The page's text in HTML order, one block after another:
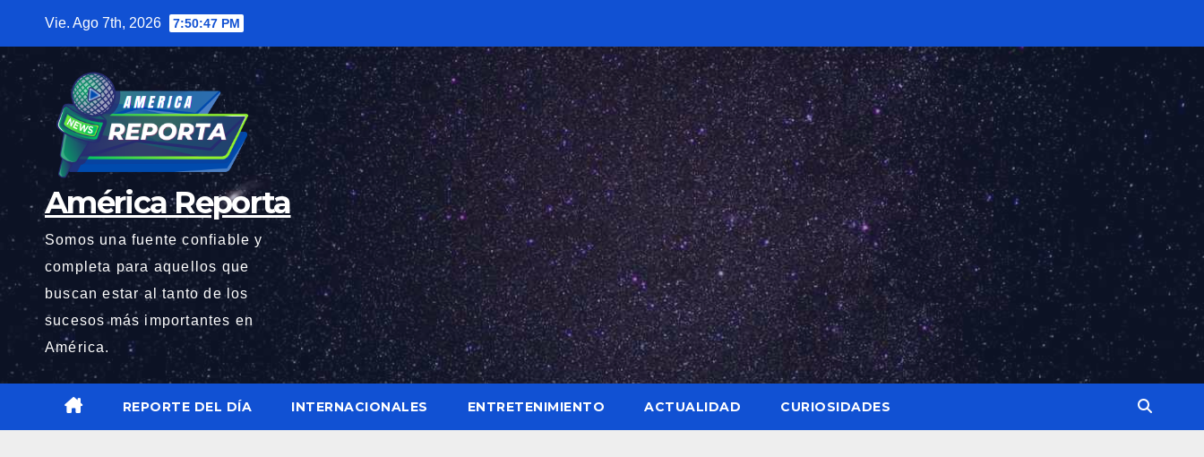
contenido
Vie. Ago 7th, 2026 7:50:49 PM
América Reporta
Somos una fuente confiable y
completa para aquellos que
buscan estar al tanto de los
sucesos más importantes en
América.
REPORTE DEL DÍA INTERNACIONALES ENTRETENIMIENTO ACTUALIDAD CURIOSIDADES